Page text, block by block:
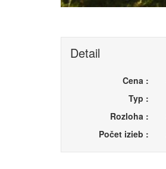
Detail
Cena :
Typ :
Rozloha :
Počet izieb :